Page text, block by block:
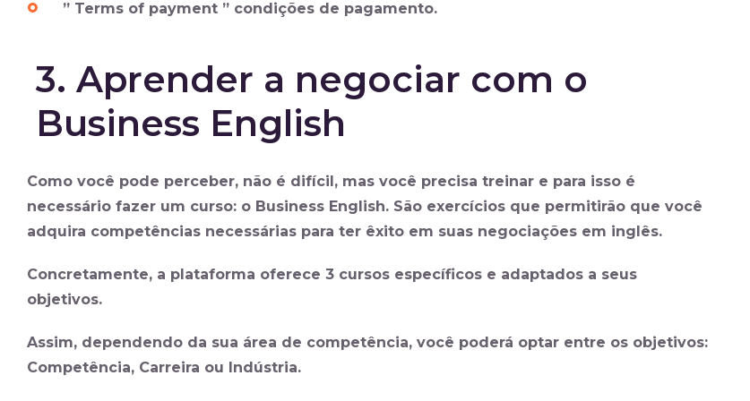
” Terms of payment ” condições de pagamento.
3. Aprender a negociar com o
Business English
Como você pode perceber, não é difícil, mas você precisa treinar e para isso é
necessário fazer um curso: o Business English. São exercícios que permitirão que você
adquira competências necessárias para ter êxito em suas negociações em inglês.
Concretamente, a plataforma oferece 3 cursos específicos e adaptados a seus
objetivos.
Assim, dependendo da sua área de competência, você poderá optar entre os objetivos:
Competência, Carreira ou Indústria.